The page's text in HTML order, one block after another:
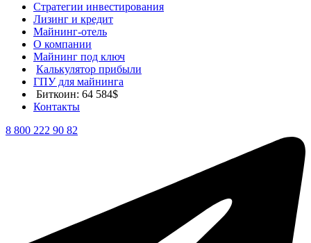
Стратегии инвестирования
Лизинг и кредит
Майнинг-отель
О компании
Майнинг под ключ
Калькулятор прибыли
ГПУ для майнинга
Биткоин: 64 584$
Контакты
8 800 222 90 82